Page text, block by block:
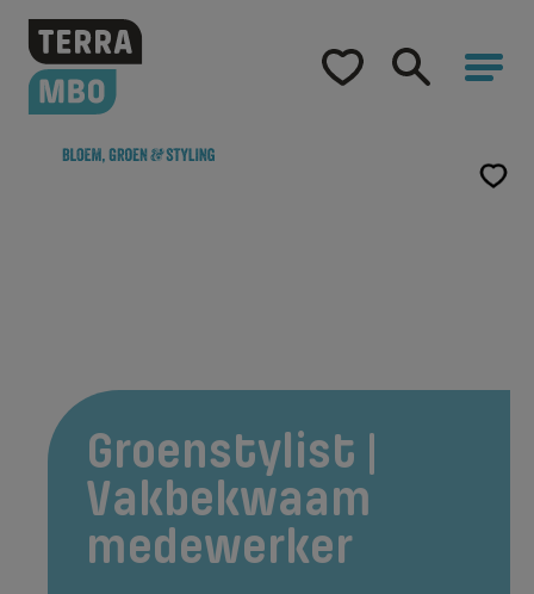
Home
Groenstylist |
Vakbekwaam
medewerker